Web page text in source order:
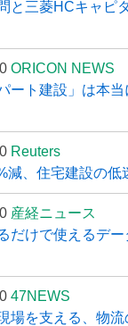
と三菱HCキャピ
ORICON NEWS
ート建設」は本
Reuters
減、住宅建設の低
産経ニュース
だけで使えるデ
47NEWS
場を支える、物